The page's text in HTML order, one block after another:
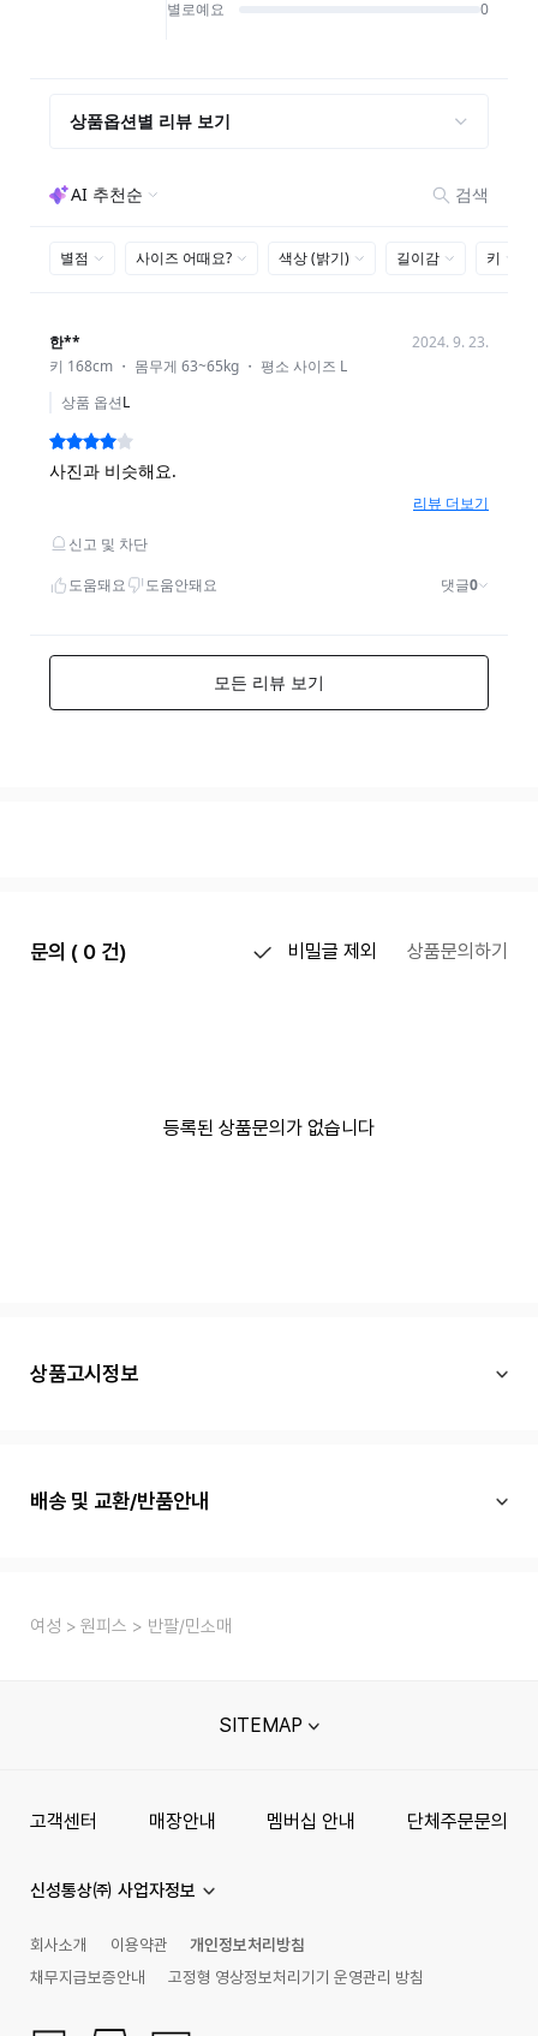
문의 ( 0 건) 비밀글 제외 상품문의하기
등록된 상품문의가 없습니다
상품고시정보
배송 및 교환/반품안내
여성 원피스 반팔/민소매
SITEMAP
고객센터 매장안내 멤버십 안내 단체주문문의
신성통상㈜ 사업자정보
회사소개 이용약관
개인정보처리방침
채무지급보증안내
고정형 영상정보처리기기 운영관리 방침